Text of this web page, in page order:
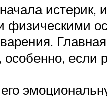
истерик,
физическими
Главная
если